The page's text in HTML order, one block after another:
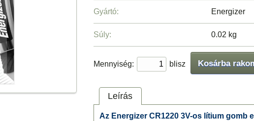
Gyártó: Energizer
Súly: 0.02 kg
Mennyiség: blisz Kosárba
Leírás
Az Energizer CR1220 3V-os lítium gomb